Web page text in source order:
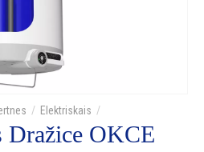
Elektriskais
Dražice OKCE